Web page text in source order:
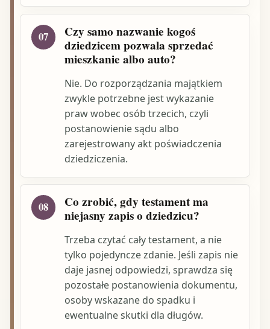
07
Czy samo nazwanie kogoś
dziedzicem pozwala sprzedać
mieszkanie albo auto?
Nie. Do rozporządzania majątkiem
zwykle potrzebne jest wykazanie
praw wobec osób trzecich, czyli
postanowienie sądu albo
zarejestrowany akt poświadczenia
dziedziczenia.
08
Co zrobić, gdy testament ma
niejasny zapis o dziedzicu?
Trzeba czytać cały testament, a nie
tylko pojedyncze zdanie. Jeśli zapis nie
daje jasnej odpowiedzi, sprawdza się
pozostałe postanowienia dokumentu,
osoby wskazane do spadku i
ewentualne skutki dla długów.